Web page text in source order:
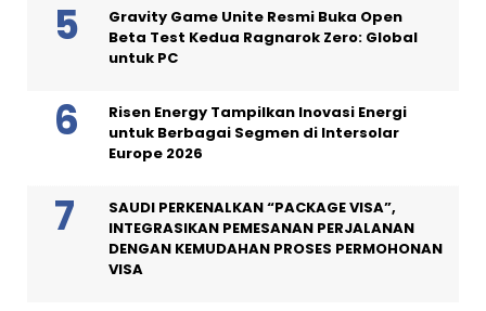
Gravity Game Unite Resmi Buka Open
Beta Test Kedua Ragnarok Zero: Global
untuk PC
Risen Energy Tampilkan Inovasi Energi
untuk Berbagai Segmen di Intersolar
Europe 2026
SAUDI PERKENALKAN “PACKAGE VISA”,
INTEGRASIKAN PEMESANAN PERJALANAN
DENGAN KEMUDAHAN PROSES PERMOHONAN
VISA